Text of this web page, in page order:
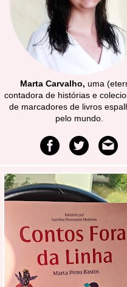
Marta Carvalho, uma
contadora de histórias e
de marcadores de livros
pelo mundo.